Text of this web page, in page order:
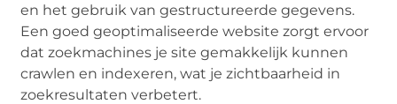
en het gebruik van gestructureerde gegevens.
Een goed geoptimaliseerde website zorgt ervoor
dat zoekmachines je site gemakkelijk kunnen
crawlen en indexeren, wat je zichtbaarheid in
zoekresultaten verbetert.